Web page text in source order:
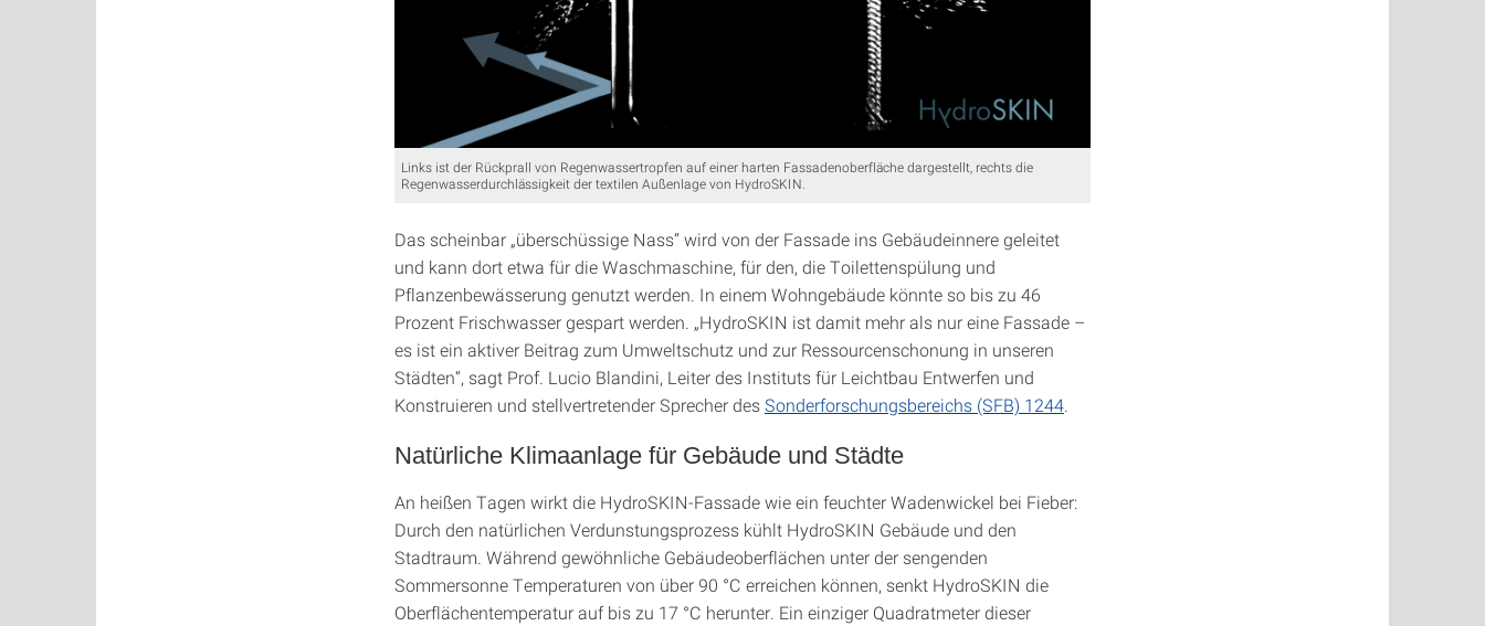
Links ist der Rückprall von Regenwassertropfen auf einer harten Fassadenoberfläche dargestellt, rechts die
Regenwasserdurchlässigkeit der textilen Außenlage von HydroSKIN.
Das scheinbar „überschüssige Nass“ wird von der Fassade ins Gebäudeinnere geleitet
und kann dort etwa für die Waschmaschine, für den, die Toilettenspülung und
Pflanzenbewässerung genutzt werden. In einem Wohngebäude könnte so bis zu 46
Prozent Frischwasser gespart werden. „HydroSKIN ist damit mehr als nur eine Fassade –
es ist ein aktiver Beitrag zum Umweltschutz und zur Ressourcenschonung in unseren
Städten“, sagt Prof. Lucio Blandini, Leiter des Instituts für Leichtbau Entwerfen und
Konstruieren und stellvertretender Sprecher desSonderforschungsbereichs (SFB) 1244
Natürliche Klimaanlage für Gebäude und Städte
An heißen Tagen wirkt die HydroSKIN-Fassade wie ein feuchter Wadenwickel bei Fieber:
Durch den natürlichen Verdunstungsprozess kühlt HydroSKIN Gebäude und den
Stadtraum. Während gewöhnliche Gebäudeoberflächen unter der sengenden
Sommersonne Temperaturen von über 90 °C erreichen können, senkt HydroSKIN die
Oberflächentemperatur auf bis zu 17 °C herunter. Ein einziger Quadratmeter dieser